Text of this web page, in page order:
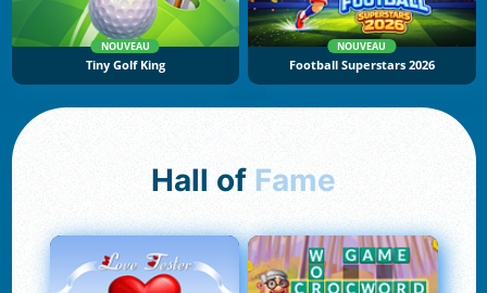
NOUVEAU
Tiny Golf King
NOUVEAU
Football Superstars 2026
Hall of Fame